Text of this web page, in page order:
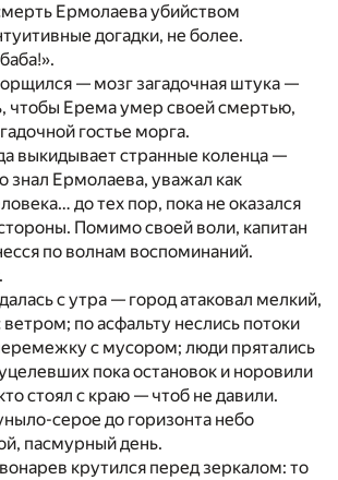
Ермолаева убийством
догадки, не более.
— мозг загадочная штука —
чтобы Ерема умер своей смертью,
гостье морга.
выкидывает странные коленца —
знал Ермолаева, уважал как
до тех пор, пока не оказался
Помимо своей воли, капитан
по волнам воспоминаний.
с утра — город атаковал мелкий,
по асфальту неслись потоки
с мусором; люди прятались
пока остановок и норовили
стоял с краю — чтоб не давили.
серое до горизонта небо
пасмурный день.
крутился перед зеркалом: то